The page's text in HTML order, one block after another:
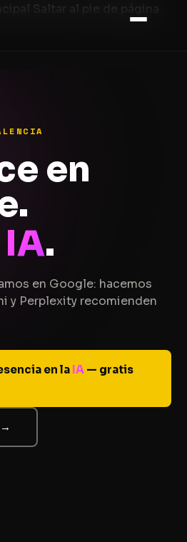
Saltar al pie de página
en
IA.
en Google: hacemos
y Perplexity recomienden
en la IA — gratis